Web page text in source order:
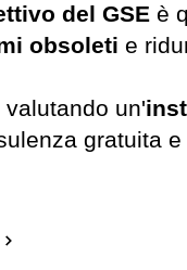
del GSE è
obsoleti e
un'
gratuita